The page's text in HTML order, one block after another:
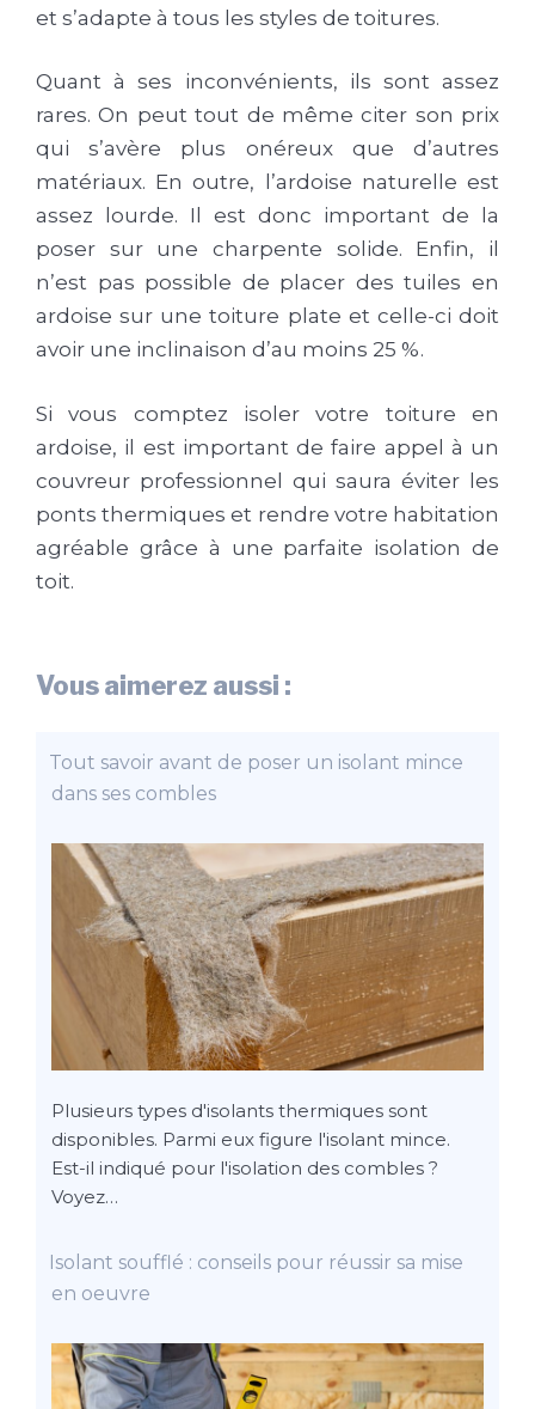
et s’adapte à tous les styles de toitures.
Quant à ses inconvénients, ils sont assez
rares. On peut tout de même citer son prix
qui s’avère plus onéreux que d’autres
matériaux. En outre, l’ardoise naturelle est
assez lourde. Il est donc important de la
poser sur une charpente solide. Enfin, il
n’est pas possible de placer des tuiles en
ardoise sur une toiture plate et celle-ci doit
avoir une inclinaison d’au moins 25 %.
Si vous comptez isoler votre toiture en
ardoise, il est important de faire appel à un
couvreur professionnel qui saura éviter les
ponts thermiques et rendre votre habitation
agréable grâce à une parfaite isolation de
toit.
Vous aimerez aussi :
Tout savoir avant de poser un isolant mince
dans ses combles
Plusieurs types d'isolants thermiques sont
disponibles. Parmi eux figure l'isolant mince.
Est-il indiqué pour l'isolation des combles ?
Voyez…
Isolant soufflé : conseils pour réussir sa mise
en oeuvre